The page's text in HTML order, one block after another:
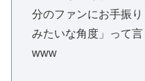
分のファンにお手振
みたいな角度」って
www